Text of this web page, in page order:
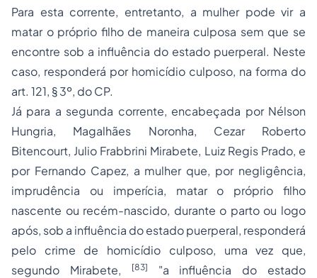
Para esta corrente, entretanto, a mulher pode vir a
matar o próprio filho de maneira culposa sem que se
encontre sob a influência do estado puerperal. Neste
caso, responderá por homicídio culposo, na forma do
art. 121, § 3º, do CP.
Já para a segunda corrente, encabeçada por Nélson
Hungria, Magalhães Noronha, Cezar Roberto
Bitencourt, Julio Frabbrini Mirabete, Luiz Regis Prado, e
por Fernando Capez, a mulher que, por negligência,
imprudência ou imperícia, matar o próprio filho
nascente ou recém-nascido, durante o parto ou logo
após, sob a influência do estado puerperal, responderá
pelo crime de homicídio culposo, uma vez que,
segundo Mirabete,
[83]
"a influência do estado